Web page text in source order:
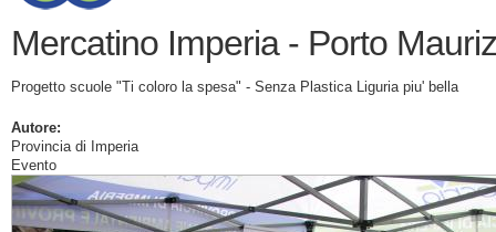
Mercatino Imperia - Porto
Progetto scuole "Ti coloro la spesa" - Senza Plastica Liguria piu' bella
Autore:
Provincia di Imperia
Evento